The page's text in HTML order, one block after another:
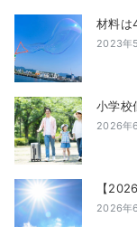
材料は
2023年
小学校
2026年
【
2026年